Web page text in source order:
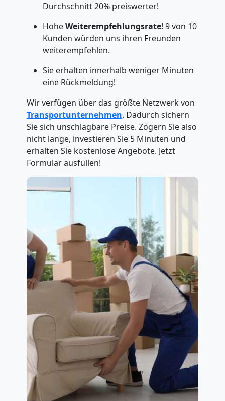
Durchschnitt 20% preiswerter!
HoheWeiterempfehlungsrate! 9 von 10
Kunden würden uns ihren Freunden
weiterempfehlen.
Sie erhalten innerhalb weniger Minuten
eine Rückmeldung!
Wir verfügen über das größte Netzwerk von
Transportunternehmen. Dadurch sichern
Sie sich unschlagbare Preise. Zögern Sie also
nicht lange, investieren Sie 5 Minuten und
erhalten Sie kostenlose Angebote. Jetzt
Formular ausfüllen!